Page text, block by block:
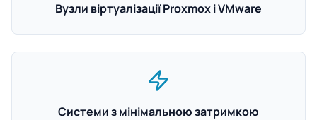
Вузли віртуалізації Proxmox і VMware
Системи з мінімальною затримкою